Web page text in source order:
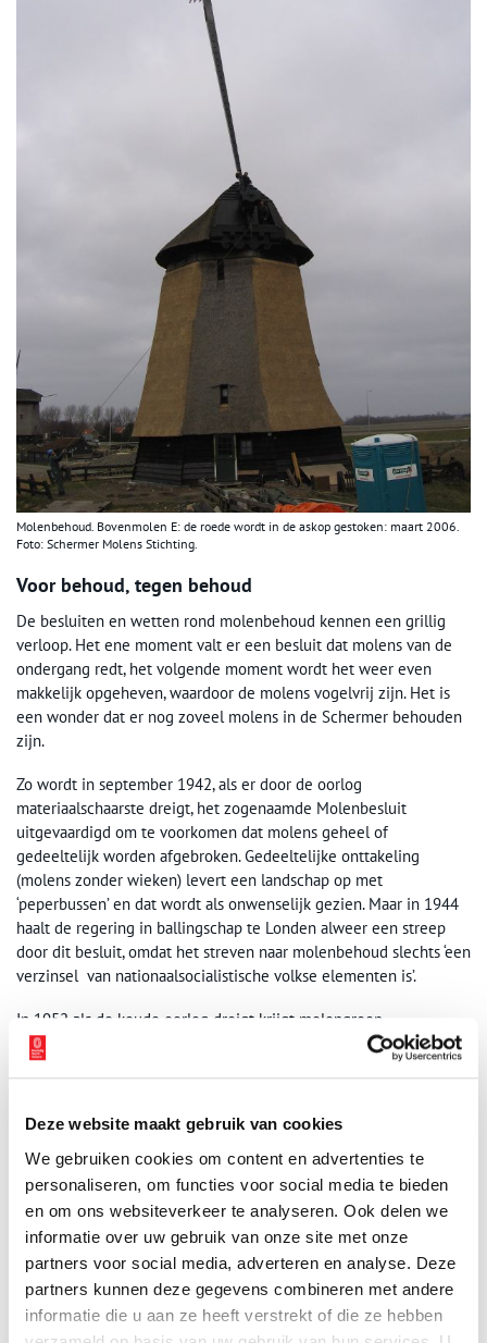
Deze website maakt gebruik van cookies
We gebruiken cookies om content en advertenties te
personaliseren, om functies voor social media te bieden
en om ons websiteverkeer te analyseren. Ook delen we
informatie over uw gebruik van onze site met onze
partners voor social media, adverteren en analyse. Deze
partners kunnen deze gegevens combineren met andere
informatie die u aan ze heeft verstrekt of die ze hebben
Molenbehoud. Bovenmolen E: de roede wordt in de askop gestoken: maart 2006.
Foto: Schermer Molens Stichting.
Voor behoud, tegen behoud
De besluiten en wetten rond molenbehoud kennen een grillig
verloop. Het ene moment valt er een besluit dat molens van de
ondergang redt, het volgende moment wordt het weer even
makkelijk opgeheven, waardoor de molens vogelvrij zijn. Het is
een wonder dat er nog zoveel molens in de Schermer behouden
zijn.
Zo wordt in september 1942, als er door de oorlog
materiaalschaarste dreigt, het zogenaamde Molenbesluit
uitgevaardigd om te voorkomen dat molens geheel of
gedeeltelijk worden afgebroken. Gedeeltelijke onttakeling
(molens zonder wieken) levert een landschap op met
‘peperbussen’ en dat wordt als onwenselijk gezien. Maar in 1944
haalt de regering in ballingschap te Londen alweer een streep
door dit besluit, omdat het streven naar molenbehoud slechts ‘een
verzinsel van nationaalsocialistische volkse elementen is’.
In 1952 als de koude oorlog dreigt krijgt molengroep
Schermerhorn opnieuw een beschermde status. Maar die wordt
veertig jaar later weer opgeheven.
sloop gered doordat er een groot gebrek aan woonruimte is. De
leefomstandigheden in de poldermolens zijn erbarmelijk, maar
door subsidie worden sommige molens voor bewoning geschikt
gemaakt.